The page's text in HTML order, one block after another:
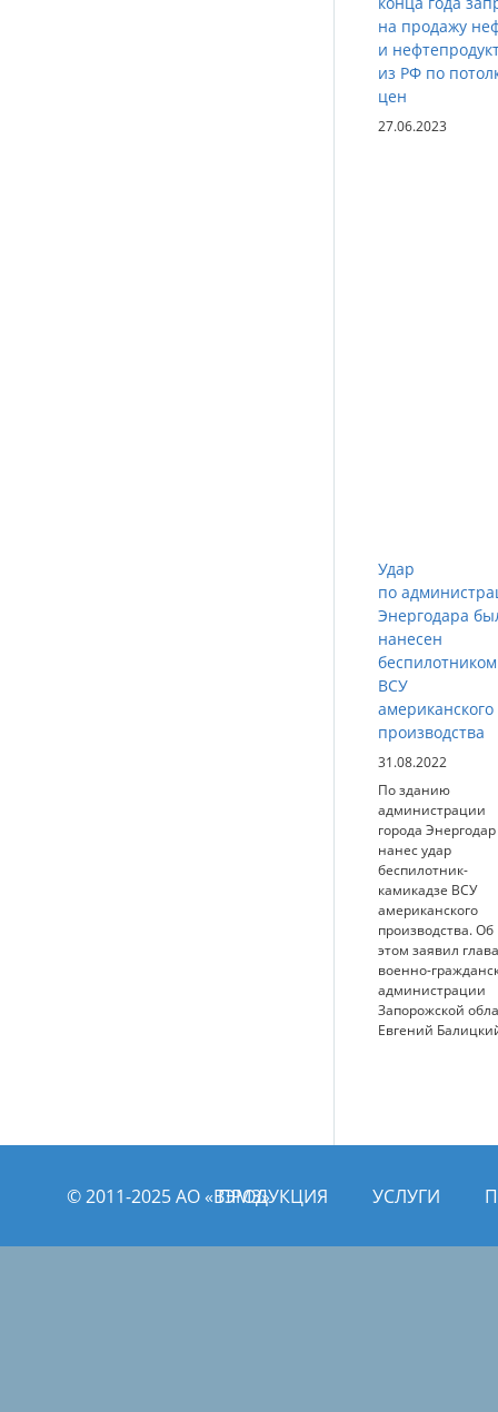
на продажу
и
из РФ по
цен
27.06.2023
Удар
по
Энергодара
нанесен
беспилотником
ВСУ
американского
производства
31.08.2022
По зданию
администрации
города Энергодар
нанес удар
беспилотник-
камикадзе ВСУ
американского
производства. Об
этом заявил глава
военно-
администрации
Запорожской
Евгений
© 2011­­-2025 АО «ВЭМЗ»ПРОДУКЦИЯ УСЛУГИ